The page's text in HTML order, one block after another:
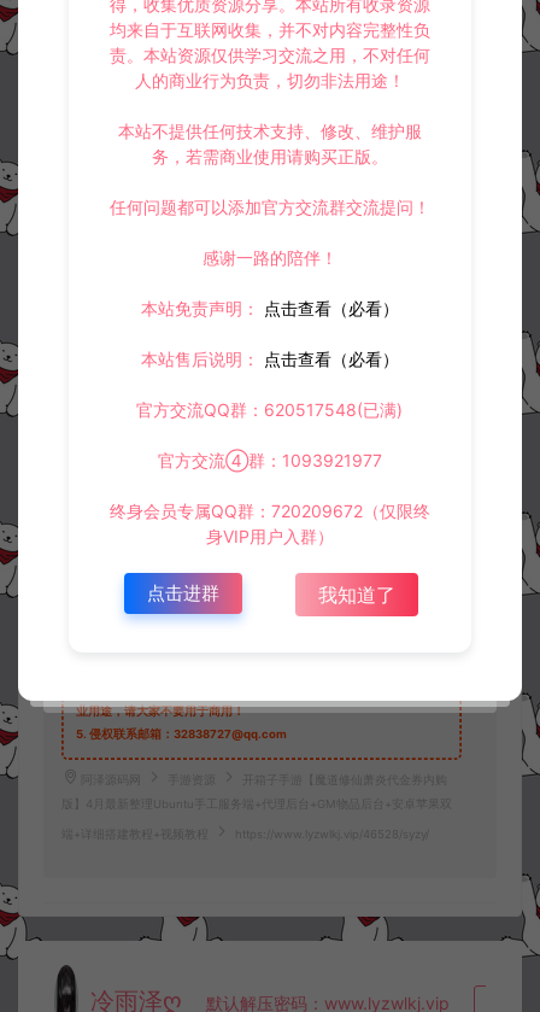
30
收藏 (4) 打赏 点赞 (
©版权免责声明
本站资源售价只是赞助，收取费用仅维持本站的日常运营所需。
若您需要商业运营或用于其他商业活动，请您购买正版授权并合法
业用途，请大家不要用于商用！
5. 侵权联系邮箱：32838727@qq.com
阿泽源码网 手游资源
开箱子手游【魔道修仙萧炎代金券内购
版】4月最新整理Ubuntu手工服务端+代理后台+GM物品后台+安卓苹果双
端+详细搭建教程+视频教程 https://www.lyzwlkj.vip/46528/syzy/
冷雨泽ღ 默认解压密码：www.lyzwlkj.vip
均来自于互联网收集，并不对内容完整性负
责。本站资源仅供学习交流之用，不对任何
人的商业行为负责，切勿非法用途！
本站不提供任何技术支持、修改、维护服
务，若需商业使用请购买正版。
任何问题都可以添加官方交流群交流提问！
感谢一路的陪伴！
本站免责声明： 点击查看（必看）
本站售后说明： 点击查看（必看）
官方交流QQ群：620517548(已满)
官方交流④群：1093921977
终身会员专属QQ群：720209672（仅限终
身VIP用户入群）
点击进群 我知道了